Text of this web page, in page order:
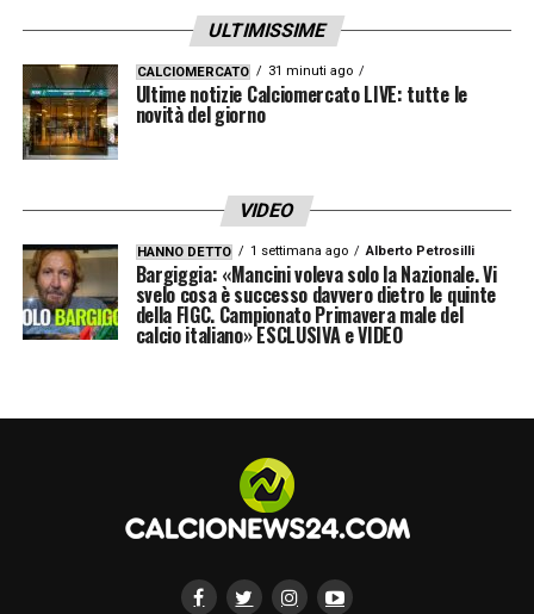
ULTIMISSIME
CALCIOMERCATO 31 minuti ago
Ultime notizie Calciomercato LIVE: tutte le
novità del giorno
VIDEO
HANNO DETTO 1 settimana ago Alberto Petrosilli
Bargiggia: «Mancini voleva solo la Nazionale. Vi
svelo cosa è successo davvero dietro le quinte
della FIGC. Campionato Primavera male del
calcio italiano» ESCLUSIVA e VIDEO